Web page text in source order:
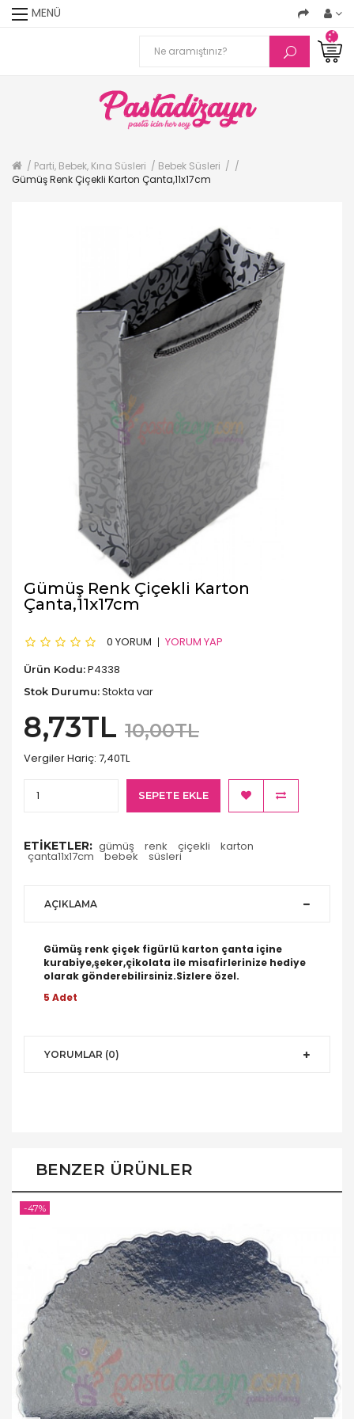
MENÜ
Parti, Bebek, Kına Süsleri
Bebek Süsleri
Gümüş Renk Çiçekli Karton Çanta,11x17cm
Gümüş Renk Çiçekli Karton
Çanta,11x17cm
0 YORUM YORUM YAP
Ürün Kodu:P4338
Stok Durumu:Stokta var
8,73TL 10,00TL
Vergiler Hariç: 7,40TL
SEPETE EKLE
ETIKETLER: gümüş renk çiçekli karton
çanta11x17cm bebek süsleri
AÇIKLAMA
Gümüş renk çiçek figürlü karton çanta içine
kurabiye,şeker,çikolata ile misafirlerinize hediye
olarak gönderebilirsiniz.Sizlere özel.
5 Adet
YORUMLAR (0)
BENZER ÜRÜNLER
-47%